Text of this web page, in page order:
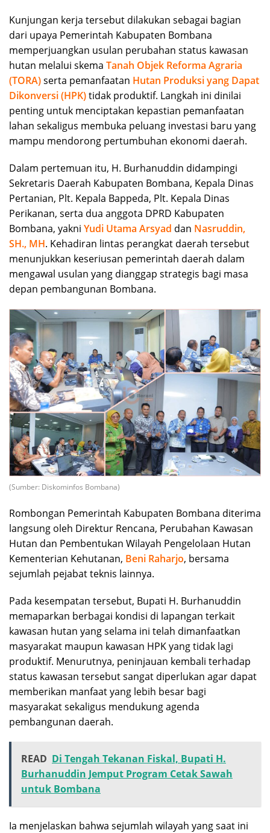
Kunjungan kerja tersebut dilakukan sebagai bagian
dari upaya Pemerintah Kabupaten Bombana
memperjuangkan usulan perubahan status kawasan
hutan melalui skema Tanah Objek Reforma Agraria
(TORA)serta pemanfaatan Hutan Produksi yang Dapat
Dikonversi (HPK)tidak produktif. Langkah ini dinilai
penting untuk menciptakan kepastian pemanfaatan
lahan sekaligus membuka peluang investasi baru yang
mampu mendorong pertumbuhan ekonomi daerah.
Dalam pertemuan itu, H. Burhanuddin didampingi
Sekretaris Daerah Kabupaten Bombana, Kepala Dinas
Pertanian, Plt. Kepala Bappeda, Plt. Kepala Dinas
Perikanan, serta dua anggota DPRD Kabupaten
Bombana, yakni Yudi Utama Arsyad dan Nasruddin,
SH., MH. Kehadiran lintas perangkat daerah tersebut
menunjukkan keseriusan pemerintah daerah dalam
mengawal usulan yang dianggap strategis bagi masa
depan pembangunan Bombana.
(Sumber: Diskominfos Bombana)
Rombongan Pemerintah Kabupaten Bombana diterima
langsung oleh Direktur Rencana, Perubahan Kawasan
Hutan dan Pembentukan Wilayah Pengelolaan Hutan
Kementerian Kehutanan, Beni Raharjo, bersama
sejumlah pejabat teknis lainnya.
Pada kesempatan tersebut, Bupati H. Burhanuddin
memaparkan berbagai kondisi di lapangan terkait
kawasan hutan yang selama ini telah dimanfaatkan
masyarakat maupun kawasan HPK yang tidak lagi
produktif. Menurutnya, peninjauan kembali terhadap
status kawasan tersebut sangat diperlukan agar dapat
memberikan manfaat yang lebih besar bagi
masyarakat sekaligus mendukung agenda
pembangunan daerah.
READ Di Tengah Tekanan Fiskal, Bupati H.
Burhanuddin Jemput Program Cetak Sawah
untuk Bombana
Ia menjelaskan bahwa sejumlah wilayah yang saat ini